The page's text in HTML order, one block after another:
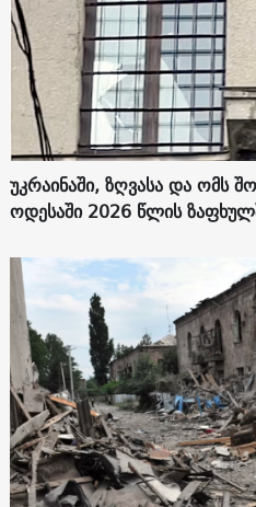
უკრაინაში, ზღვასა და ომს
ოდესაში 2026 წლის